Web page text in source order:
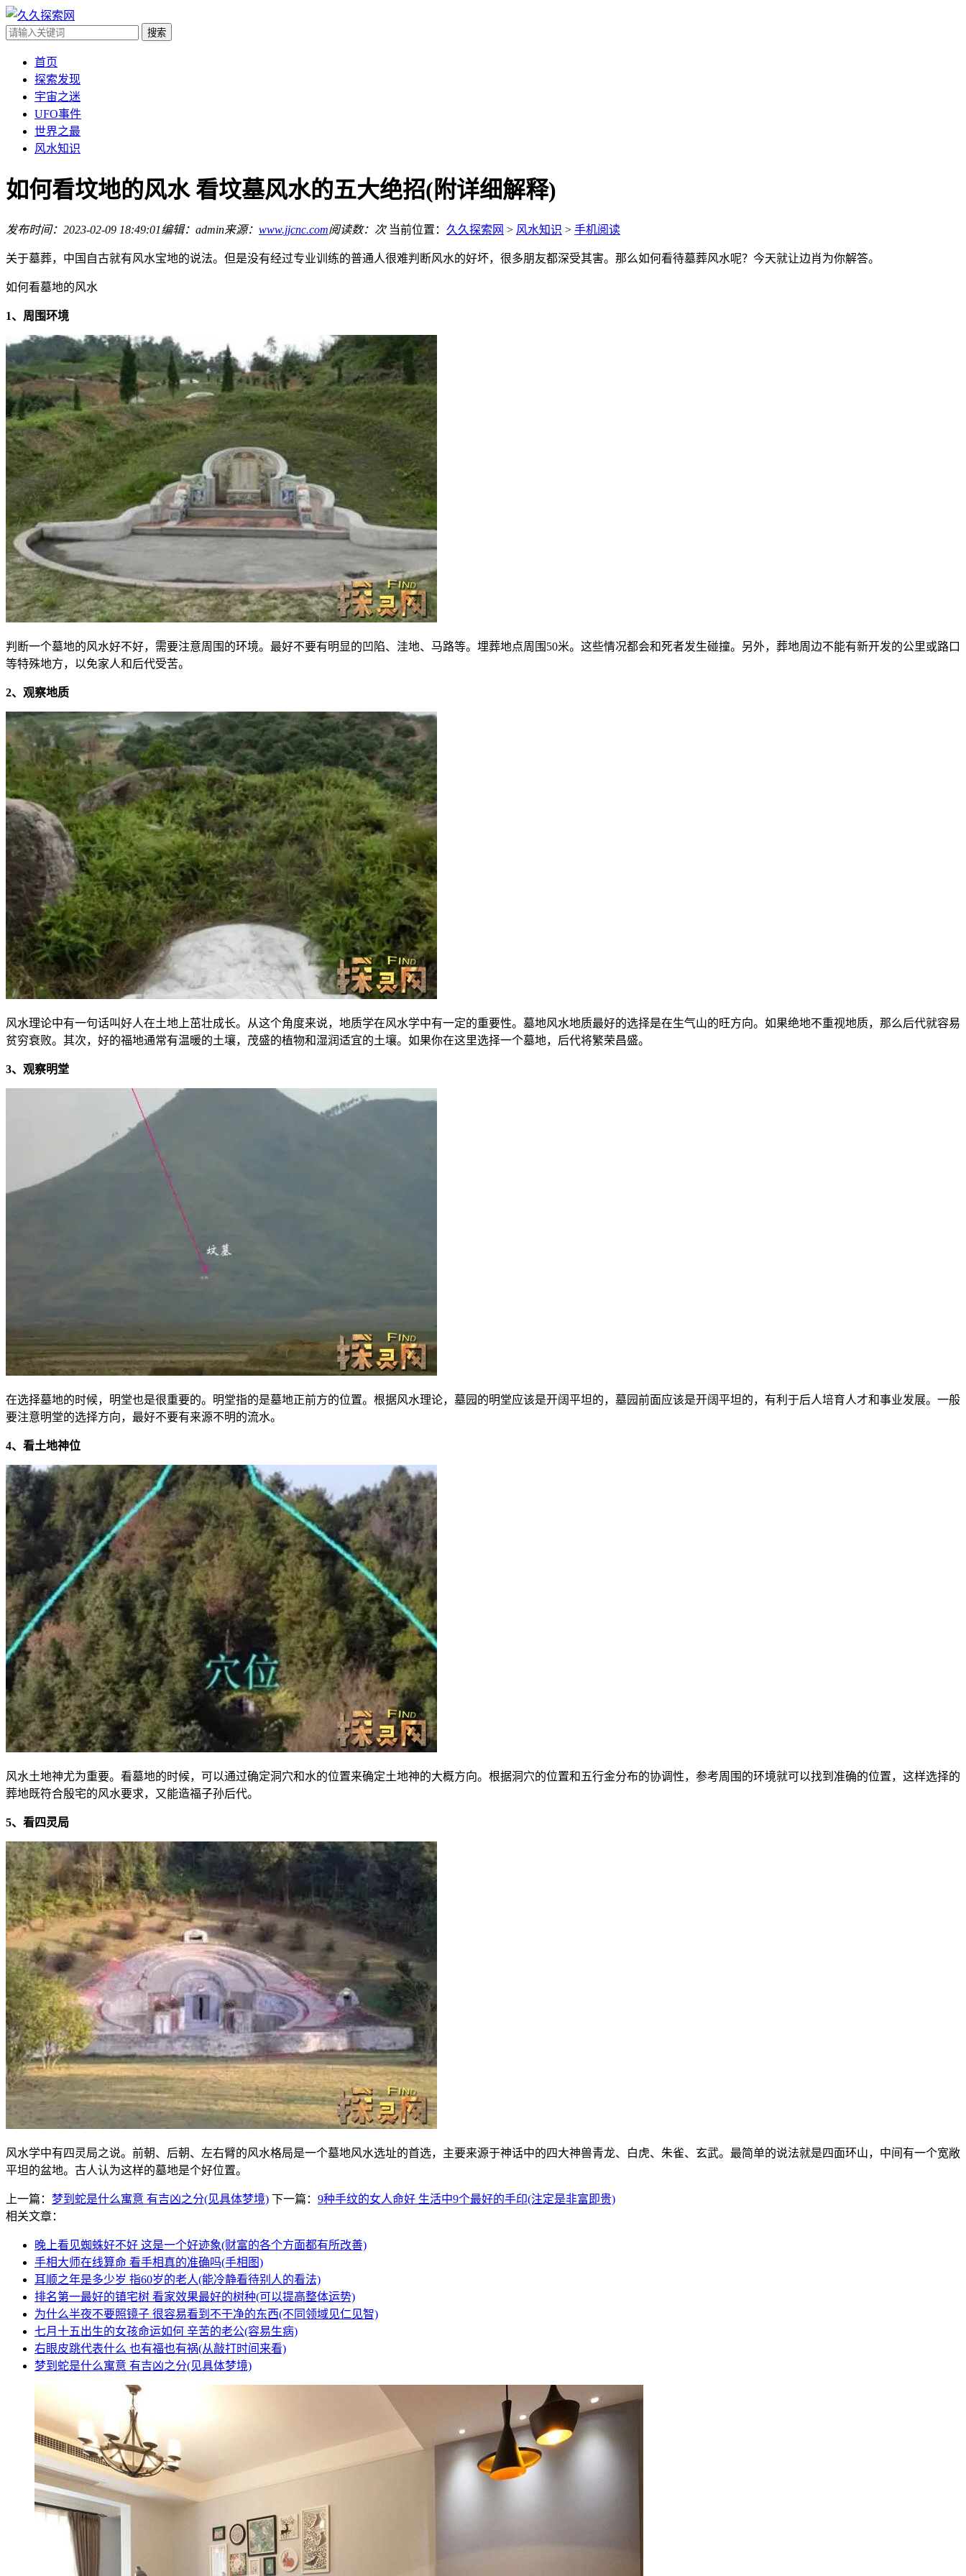
首页
探索发现
宇宙之迷
UFO事件
世界之最
风水知识
如何看坟地的风水 看坟墓风水的五大绝招(附详细解释)
发布时间：2023-02-09 18:49:01编辑：admin来源： www.jjcnc.com阅读数： 次 当前位置： 久久探索网 > 风水知识 > 手机阅读
关于墓葬，中国自古就有风水宝地的说法。但是没有经过专业训练的普通人很难判断风水的好坏，很多朋友都深受其害。那么如何看待墓葬风水呢？今天就让边肖为你解答。
如何看墓地的风水
1、周围环境
判断一个墓地的风水好不好，需要注意周围的环境。最好不要有明显的凹陷、洼地、马路等。埋葬地点周围50米。这些情况都会和死者发生碰撞。另外，葬地周边不能有新开发的公里或路口
等特殊地方，以免家人和后代受苦。
2、观察地质
风水理论中有一句话叫好人在土地上茁壮成长。从这个角度来说，地质学在风水学中有一定的重要性。墓地风水地质最好的选择是在生气山的旺方向。如果绝地不重视地质，那么后代就容易
贫穷衰败。其次，好的福地通常有温暖的土壤，茂盛的植物和湿润适宜的土壤。如果你在这里选择一个墓地，后代将繁荣昌盛。
3、观察明堂
在选择墓地的时候，明堂也是很重要的。明堂指的是墓地正前方的位置。根据风水理论，墓园的明堂应该是开阔平坦的，墓园前面应该是开阔平坦的，有利于后人培育人才和事业发展。一般
要注意明堂的选择方向，最好不要有来源不明的流水。
4、看土地神位
风水土地神尤为重要。看墓地的时候，可以通过确定洞穴和水的位置来确定土地神的大概方向。根据洞穴的位置和五行金分布的协调性，参考周围的环境就可以找到准确的位置，这样选择的
葬地既符合殷宅的风水要求，又能造福子孙后代。
5、看四灵局
风水学中有四灵局之说。前朝、后朝、左右臂的风水格局是一个墓地风水选址的首选，主要来源于神话中的四大神兽青龙、白虎、朱雀、玄武。最简单的说法就是四面环山，中间有一个宽敞
平坦的盆地。古人认为这样的墓地是个好位置。
上一篇： 梦到蛇是什么寓意 有吉凶之分(见具体梦境) 下一篇： 9种手纹的女人命好 生活中9个最好的手印(注定是非富即贵)
相关文章：
晚上看见蜘蛛好不好 这是一个好迹象(财富的各个方面都有所改善)
手相大师在线算命 看手相真的准确吗(手相图)
耳顺之年是多少岁 指60岁的老人(能冷静看待别人的看法)
排名第一最好的镇宅树 看家效果最好的树种(可以提高整体运势)
为什么半夜不要照镜子 很容易看到不干净的东西(不同领域见仁见智)
七月十五出生的女孩命运如何 辛苦的老公(容易生病)
右眼皮跳代表什么 也有福也有祸(从敲打时间来看)
梦到蛇是什么寓意 有吉凶之分(见具体梦境)